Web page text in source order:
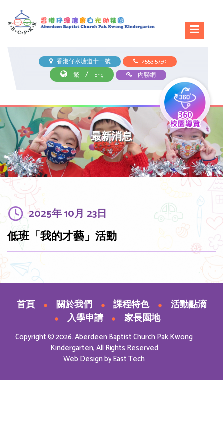
香港仔水塘道十一號
2553 5750
繁
/ Eng 內聯網
最新消息
2025年 10月 23日
低班「我的才藝」活動
首頁 關於我們 課程特色
活動點滴
入學申請
家長園地
Copyright © 2026. Aberdeen Baptist Church Pak Kwong
Kindergarten, All Rights Reserved
Web DesignbyEast Tech